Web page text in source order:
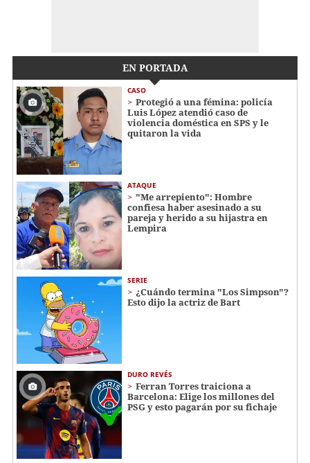
EN PORTADA
CASO
Protegió a una fémina: policía
Luis López atendió caso de
violencia doméstica en SPS y le
quitaron la vida
ATAQUE
"Me arrepiento": Hombre
confiesa haber asesinado a su
pareja y herido a su hijastra en
Lempira
SERIE
¿Cuándo termina "Los Simpson"?
Esto dijo la actriz de Bart
DURO REVÉS
Ferran Torres traiciona a
Barcelona: Elige los millones del
PSG y esto pagarán por su fichaje